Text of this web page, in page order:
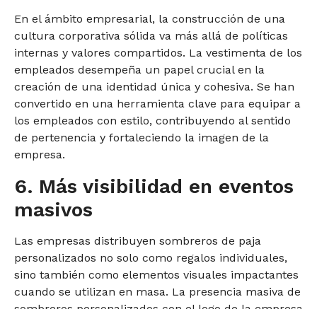
En el ámbito empresarial, la construcción de una
cultura corporativa sólida va más allá de políticas
internas y valores compartidos. La vestimenta de los
empleados desempeña un papel crucial en la
creación de una identidad única y cohesiva. Se han
convertido en una herramienta clave para equipar a
los empleados con estilo, contribuyendo al sentido
de pertenencia y fortaleciendo la imagen de la
empresa.
6. Más visibilidad en eventos
masivos
Las empresas distribuyen sombreros de paja
personalizados no solo como regalos individuales,
sino también como elementos visuales impactantes
cuando se utilizan en masa. La presencia masiva de